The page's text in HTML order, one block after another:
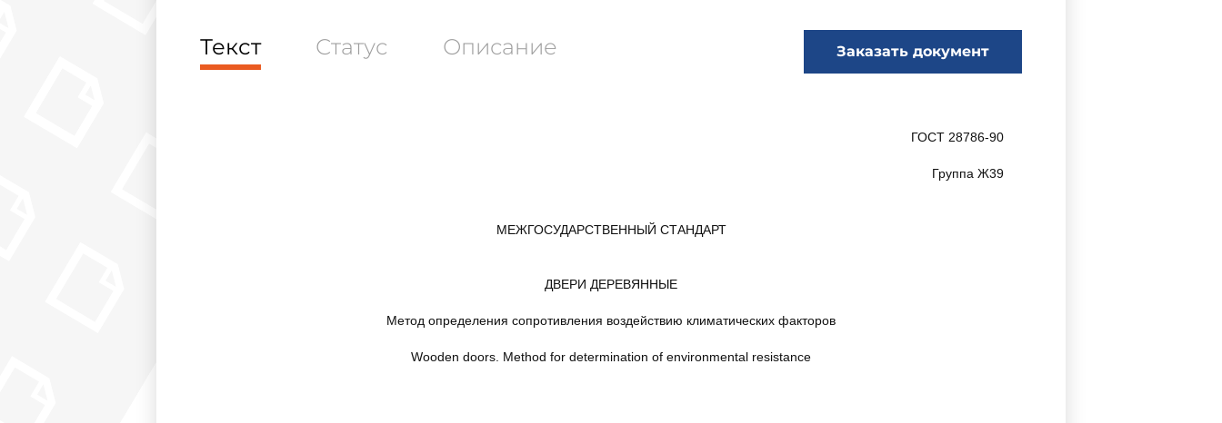
Текст Статус Описание Заказать документ
ГОСТ 28786-90
Группа Ж39
МЕЖГОСУДАРСТВЕННЫЙ СТАНДАРТ
ДВЕРИ ДЕРЕВЯННЫЕ
Метод определения сопротивления воздействию климатических факторов
Wooden doors. Method for determination of environmental resistance